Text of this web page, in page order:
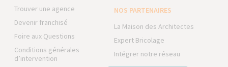
Trouver une agence
Devenir franchisé
Foire aux Questions
Conditions générales
d’intervention
NOS PARTENAIRES
La Maison des Architectes
Expert Bricolage
Intégrer notre réseau